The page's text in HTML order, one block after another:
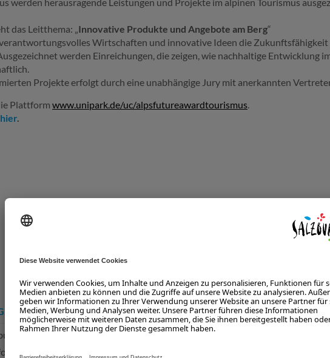
das Leitthema: „Innovative Produkte und Angebote am Berg“
Wirtschaften und innovative Ideen die
werden Einreichungen, die zeigen, wie nachhaltige Entwicklung
Projekte erfolgt durch eine unabhängige Jury mit anerkannten
Plattform www.unipark.de/uc/alpsfutureawardtourismus.
.
EVA HASELSTEINER
Tourismus GmbH